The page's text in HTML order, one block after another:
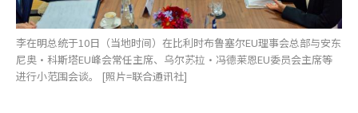
李在明总统于10日（当地时间）在比利时布鲁塞尔EU理事会总部与安东
尼奥·科斯塔EU峰会常任主席、乌尔苏拉·冯德莱恩EU委员会主席等
进行小范围会谈。 [照片=联合通讯社]